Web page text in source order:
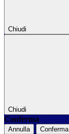
Chiudi
Chiudi
Conferma
Annulla Conferma